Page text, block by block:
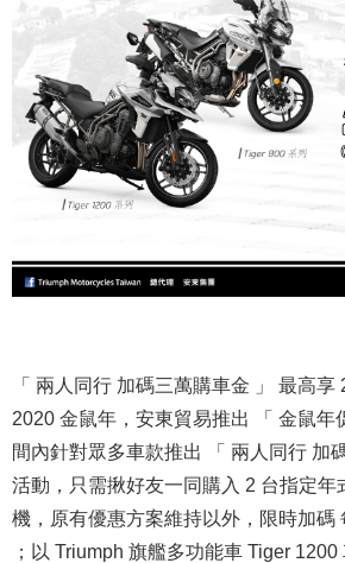
「 兩人同行 加碼三萬購車金 」 最高享
2020 金鼠年，安東貿易推出 「 金鼠年
間內針對眾多車款推出 「 兩人同行 加
活動，只需揪好友一同購入 2 台指定年
機，原有優惠方案維持以外，限時加碼
；以 Triumph 旗艦多功能車 Tiger